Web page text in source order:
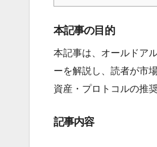
本記事の目的
本記事は、オールドア
ーを解説し、読者が市
資産・プロトコルの推
記事内容